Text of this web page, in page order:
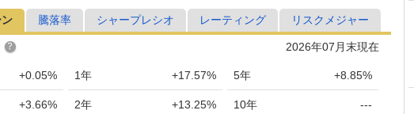
ン 騰落率 シャープレシオ レーティング リスクメジャー
2026年07月末現在
+0.05%
+3.66%
1年 +17.57%
2年 +13.25%
5年 +8.85%
10年 ---